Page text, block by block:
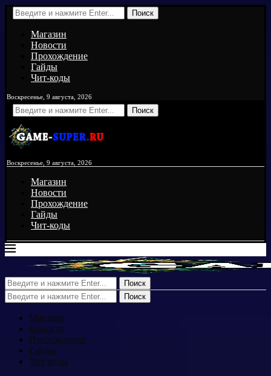
Поиск
Магазин
Новости
Прохождение
Гайды
Чит-коды
Воскресенье, 9 августа, 2026
Поиск
Воскресенье, 9 августа, 2026
Магазин
Новости
Прохождение
Гайды
Чит-коды
Поиск
Поиск
Магазин
Новости
Прохождение
Гайды
Чит-коды